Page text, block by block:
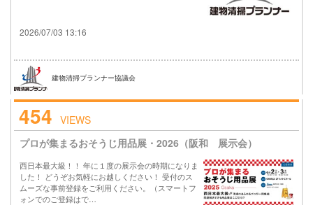
2026/07/03 13:16
建物清掃プランナー協議会
454 VIEWS
プロが集まるおそうじ用品展・2026（阪和 展示会）
西日本最大級！！ 年に１度の展示会の時期になりま
した！ どうぞお気軽にお越しください！ 受付のス
ムーズな事前登録をご利用ください。（スマートフ
ォンでのご登録はで…